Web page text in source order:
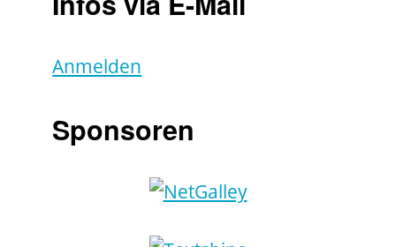
Anmelden
Sponsoren